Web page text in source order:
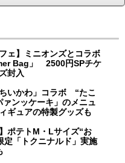
ェ】ミニオンズとコラボ
Bag」 2500円SPチケ
封入
ちいかわ」コラボ “たこ
ァンッケーキ」のメニュ
ギュアの特製グッズも
ポテトM・Lサイズ“お
「トクニナルド」実施